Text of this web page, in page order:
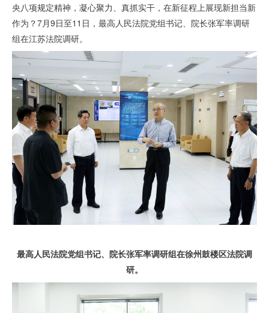
央八项规定精神，凝心聚力、真抓实干，在新征程上展现新担当新
作为？7月9日至11日，最高人民法院党组书记、院长张军率调研
组在江苏法院调研。
最高人民法院党组书记、院长张军率调研组在徐州鼓楼区法院调
研。